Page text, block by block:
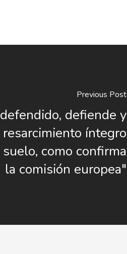
Previous Post
defiende y
íntegro
como confirma
la comisión europea"